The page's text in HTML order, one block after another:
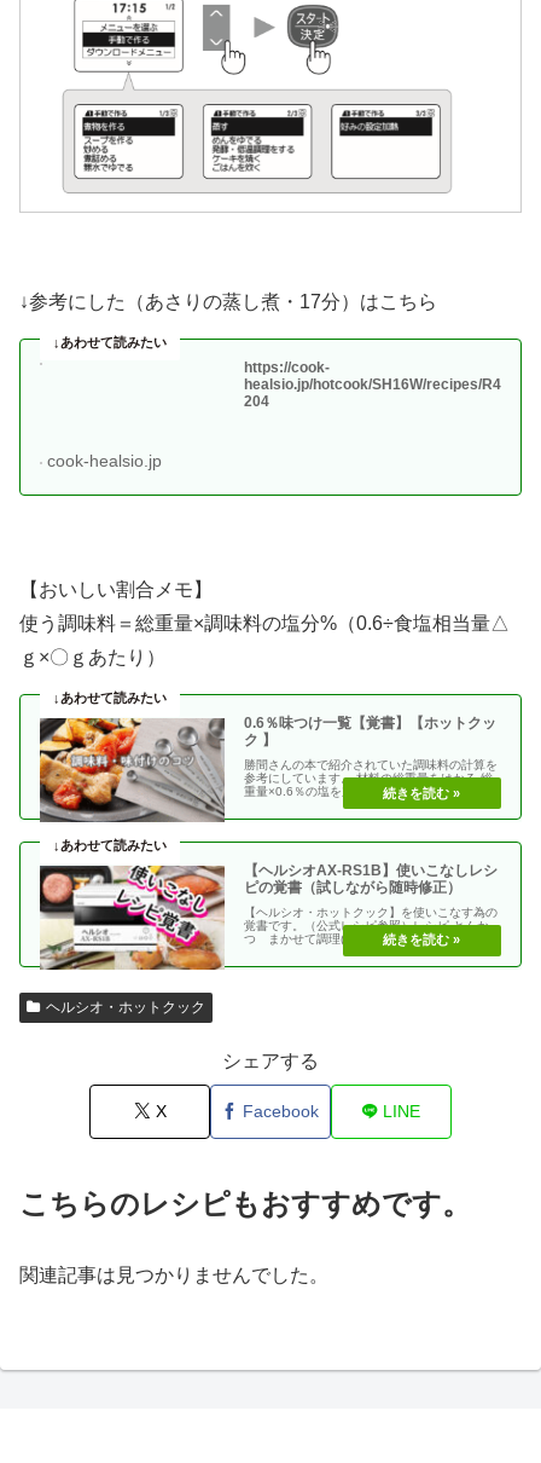
↓参考にした（あさりの蒸し煮・17分）はこちら
https://cook-
healsio.jp/hotcook/SH16W/recipes/R4
204
cook-healsio.jp
【おいしい割合メモ】
使う調味料＝総重量×調味料の塩分%（0.6÷食塩相当量△
ｇ×〇ｇあたり）
0.6％味つけ一覧【覚書】【ホットクッ
ク 】
勝間さんの本で紹介されていた調味料の計算を
参考にしています。 材料の総重量をはかる 総
重量×0.6％の塩を加える 使う調味料＝（総重
【ヘルシオAX-RS1B】使いこなしレシ
ピの覚書（試しながら随時修正）
【ヘルシオ・ホットクック】を使いこなす為の
覚書です。（公式レシピ参照）レシピ とんか
つ まかせて調理(網焼き・揚げる) エビフラ
ヘルシオ・ホットクック
シェアする
X Facebook LINE
こちらのレシピもおすすめです。
関連記事は見つかりませんでした。